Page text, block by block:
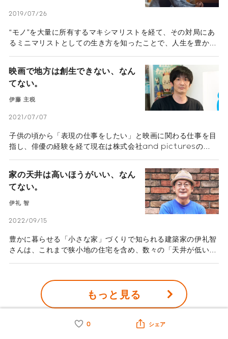
0 シェア
2019/07/26
“モノ”を大量に所有するマキシマリストを経て、その対局にあ
るミニマリストとしての生き方を知ったことで、人生を豊かに
地に身を移し、ミニマリストとしての人生そのものも更新し続
けている佐々木典士さんだ。今回のインタビューでは、彼自身
の生き方そのものを変えることになったきっかけやその背景な
どを掘り下げた。
映画で地方は創生できない、なん
てない。
伊藤 主税
2021/07/07
子供の頃から「表現の仕事をしたい」と映画に関わる仕事を目
指し、俳優の経験を経て現在は株式会社and picturesの
向けワークショップ、プラットフォーム開発で映画産業の発展
を目指している伊藤主税さん。愛知県蒲郡市の全面協力を受け
て製作した映画『ゾッキ』、その撮影の裏側をドキュメンタリ
ーにした映画『裏ゾッキ』の製作を通じて、感じた「映画」に
よる「地域創生」の可能性について伺った。
家の天井は高いほうがいい、なん
てない。
伊礼 智
2022/09/15
豊かに暮らせる「小さな家」づくりで知られる建築家の伊礼智
さんは、これまで狭小地の住宅を含め、数々の「天井が低い
住宅情報誌などでは、明るく開放的な住まいとして天井の高さ
をアピールすることが少なくない。 一方、伊礼さんが設計す
る多くの住宅の天井高は2100～2200ミリメートル。これは、
ハウスメーカーが通常推奨している天井高は2400ミリメート
もっと見る